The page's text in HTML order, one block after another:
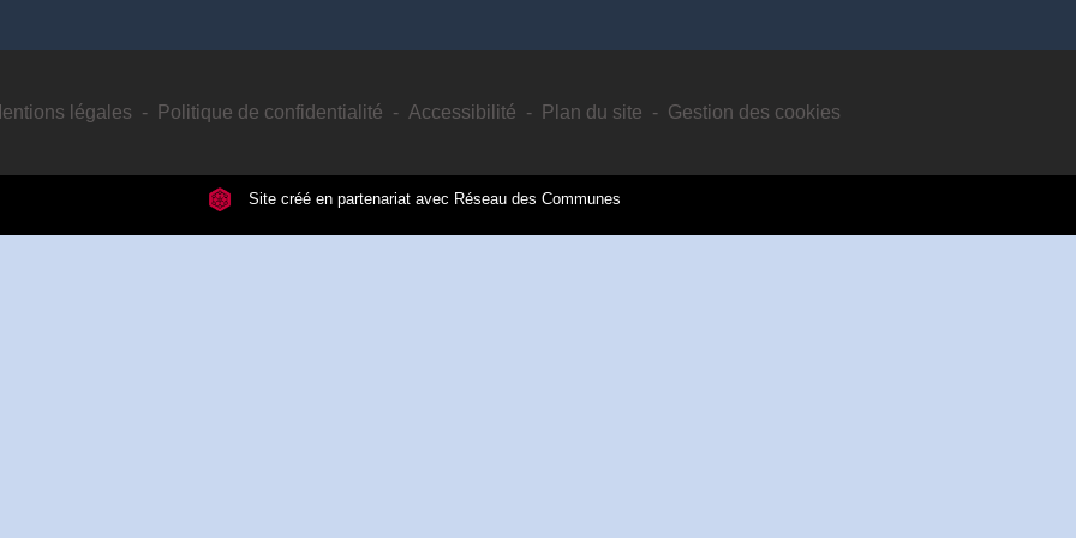
légales - Politique de confidentialité - Accessibilité - Plan du site - Gestion des cookies
Site créé en partenariat avec Réseau des Communes